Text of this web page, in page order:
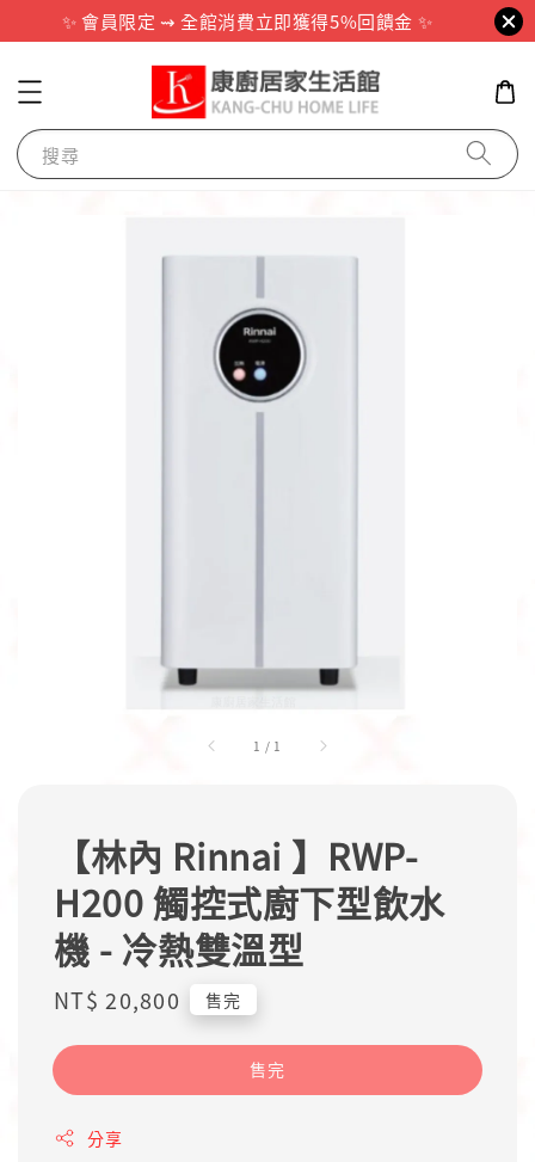
✨ 會員限定 ⇝ 全館消費立即獲得5%回饋金 ✨
搜尋
1 / 1
【林內 Rinnai 】RWP-
H200 觸控式廚下型飲水
機 - 冷熱雙溫型
Regular
NT$ 20,800 售完
售完
分享